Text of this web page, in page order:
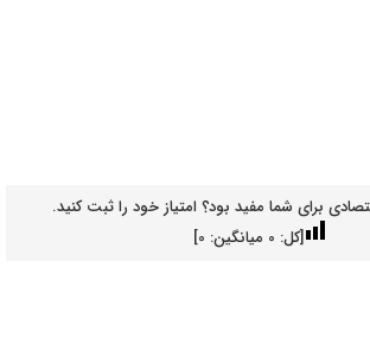
برای شما مفید بود؟ امتیاز خود را ثبت کنید.
[کل: 0میانگین: 0
]